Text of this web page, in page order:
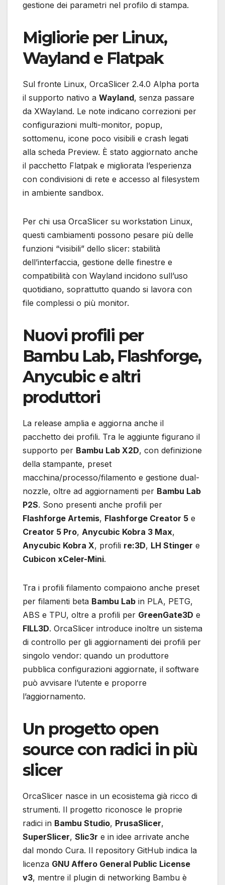
gestione dei parametri nel profilo di stampa.
Migliorie per Linux,
Wayland e Flatpak
Sul fronte Linux, OrcaSlicer 2.4.0 Alpha porta
il supporto nativo a Wayland, senza passare
da XWayland. Le note indicano correzioni per
configurazioni multi-monitor, popup,
sottomenu, icone poco visibili e crash legati
alla scheda Preview. È stato aggiornato anche
il pacchetto Flatpak e migliorata l’esperienza
con condivisioni di rete e accesso al filesystem
in ambiente sandbox.
Per chi usa OrcaSlicer su workstation Linux,
questi cambiamenti possono pesare più delle
funzioni “visibili” dello slicer: stabilità
dell’interfaccia, gestione delle finestre e
compatibilità con Wayland incidono sull’uso
quotidiano, soprattutto quando si lavora con
file complessi o più monitor.
Nuovi profili per
Bambu Lab, Flashforge,
Anycubic e altri
produttori
La release amplia e aggiorna anche il
pacchetto dei profili. Tra le aggiunte figurano il
supporto per Bambu Lab X2D, con definizione
della stampante, preset
macchina/processo/filamento e gestione dual-
nozzle, oltre ad aggiornamenti per Bambu Lab
P2S. Sono presenti anche profili per
Flashforge Artemis, Flashforge Creator 5 e
Creator 5 Pro, Anycubic Kobra 3 Max,
Anycubic Kobra X, profili re:3D, LH Stinger e
Cubicon xCeler-Mini.
Tra i profili filamento compaiono anche preset
per filamenti beta Bambu Lab in PLA, PETG,
ABS e TPU, oltre a profili per GreenGate3D e
FILL3D. OrcaSlicer introduce inoltre un sistema
di controllo per gli aggiornamenti dei profili per
singolo vendor: quando un produttore
pubblica configurazioni aggiornate, il software
può avvisare l’utente e proporre
l’aggiornamento.
Un progetto open
source con radici in più
slicer
OrcaSlicer nasce in un ecosistema già ricco di
strumenti. Il progetto riconosce le proprie
radici in Bambu Studio, PrusaSlicer,
SuperSlicer, Slic3r e in idee arrivate anche
dal mondo Cura. Il repository GitHub indica la
licenza GNU Affero General Public License
v3, mentre il plugin di networking Bambu è